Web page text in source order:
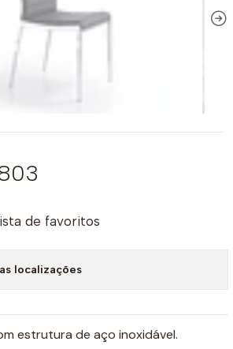
de favoritos
localizações
estrutura de aço inoxidável.